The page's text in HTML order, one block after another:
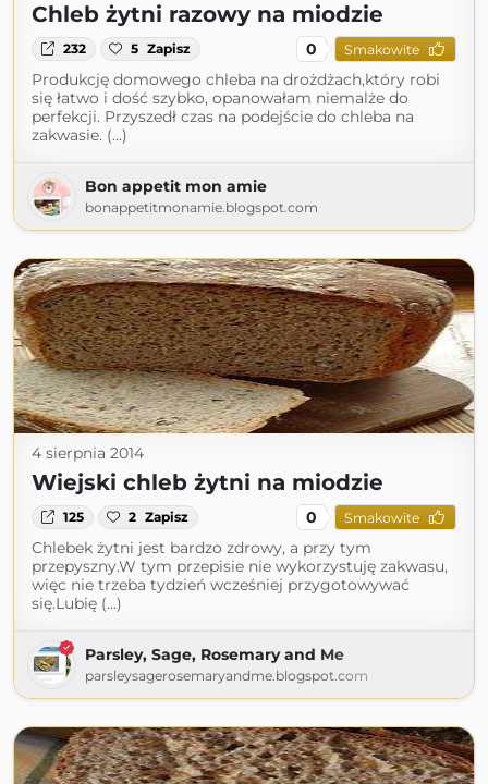
Chleb żytni razowy na miodzie
232 5 Zapisz 0 Smakowite
Produkcję domowego chleba na drożdżach,który robi
się łatwo i dość szybko, opanowałam niemalże do
perfekcji. Przyszedł czas na podejście do chleba na
zakwasie. (...)
Bon appetit mon amie
bonappetitmonamie.blogspot.com
4 sierpnia 2014
Wiejski chleb żytni na miodzie
125 2 Zapisz 0 Smakowite
Chlebek żytni jest bardzo zdrowy, a przy tym
przepyszny.W tym przepisie nie wykorzystuję zakwasu,
więc nie trzeba tydzień wcześniej przygotowywać
się.Lubię (...)
Parsley, Sage, Rosemary and Me
parsleysagerosemaryandme.blogspot.com